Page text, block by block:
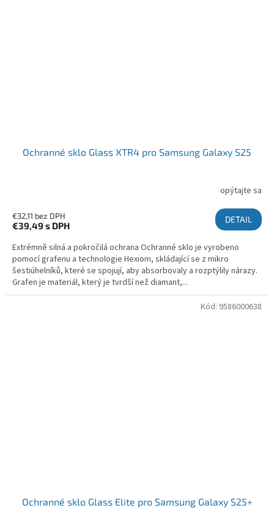
Ochranné sklo Glass XTR4 pro Samsung Galaxy S25
opýtajte sa
€32,11 bez DPH
€39,49 s DPH
DETAIL
Extrémně silná a pokročilá ochrana Ochranné sklo je vyrobeno
pomocí grafenu a technologie Hexiom, skládající se z mikro
šestiúhelníků, které se spojují, aby absorbovaly a rozptýlily nárazy.
Grafen je materiál, který je tvrdší než diamant,...
Ochranné sklo Glass Elite pro Samsung Galaxy S25+
Kód: 9586000638